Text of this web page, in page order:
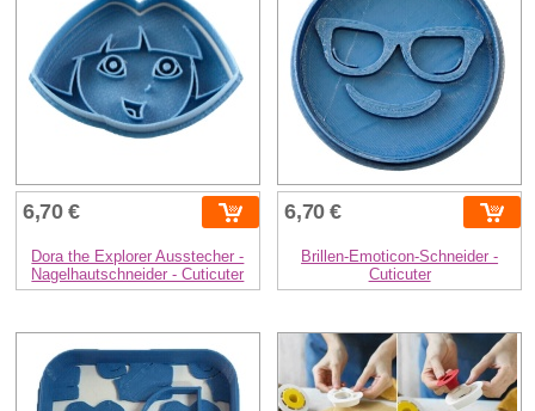
6,70 €
Dora the Explorer Ausstecher -
Nagelhautschneider - Cuticuter
6,70 €
Brillen-Emoticon-Schneider -
Cuticuter